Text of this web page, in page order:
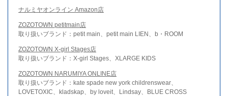
ナルミヤオンライン Amazon店
ZOZOTOWN petitmain店
取り扱いブランド：petit main、petit main LIEN、b・ROOM
ZOZOTOWN X-girl Stages店
取り扱いブランド：X-girl Stages、XLARGE KIDS
ZOZOTOWN NARUMIYA ONLINE店
取り扱いブランド：kate spade new york childrenswear、
LOVETOXIC、kladskap、by loveit、Lindsay、BLUE CROSS